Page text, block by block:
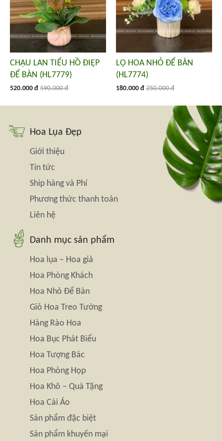
CHẬU LAN TIỂU HỒ ĐIỆP
ĐỂ BÀN (HL7779)
520.000 đ 590.000 đ
LỌ HOA NHỎ ĐỂ BÀN
(HL7774)
180.000 đ 250.000 đ
Hoa Lụa Đẹp
Giới thiệu
Tin tức
Ship hàng và Phí
Phương thức thanh toán
Liên hệ
Danh mục sản phẩm
Hoa lụa – Hoa giả
Hoa Phòng Khách
Hoa Nhỏ Để Bàn
Giỏ Hoa Treo Tường
Hàng Rào Hoa
Hoa Bục Phát Biểu
Hoa Tượng Bác
Hoa Phòng Họp
Hoa Khô – Quà Tặng
Hoa Cài Áo
Sản phẩm đặc biệt
Sản phẩm khuyến mại